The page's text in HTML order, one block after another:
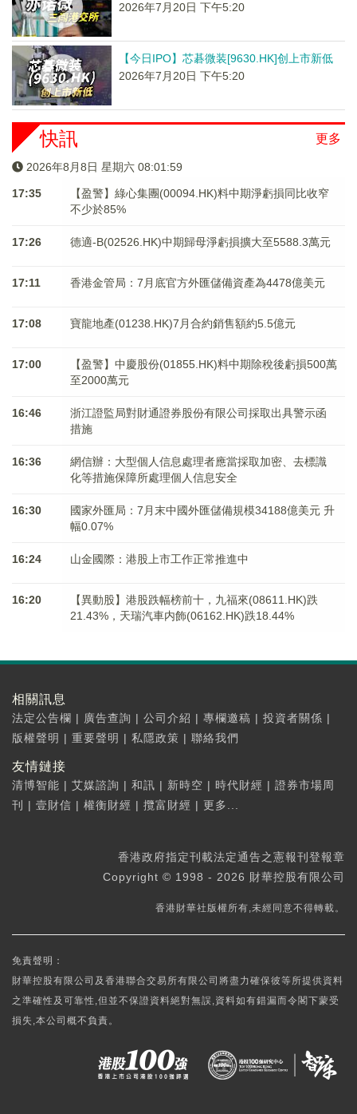
2026年7月20日 下午5:20
【今日IPO】芯碁微装[9630.HK]创上市新低
2026年7月20日 下午5:20
更多
快訊
2026年8月8日 星期六 08:02:00
17:35
【盈警】綠心集團(00094.HK)料中期淨虧損同比收窄
不少於85%
17:26 德適-B(02526.HK)中期歸母淨虧損擴大至5588.3萬元
17:11 香港金管局：7月底官方外匯儲備資產為4478億美元
17:08 寶龍地產(01238.HK)7月合約銷售額約5.5億元
17:00
【盈警】中慶股份(01855.HK)料中期除稅後虧損500萬
至2000萬元
16:46
浙江證監局對財通證券股份有限公司採取出具警示函
措施
16:36
網信辦：大型個人信息處理者應當採取加密、去標識
化等措施保障所處理個人信息安全
16:30
國家外匯局：7月末中國外匯儲備規模34188億美元 升
幅0.07%
16:24 山金國際：港股上市工作正常推進中
16:20
【異動股】港股跌幅榜前十，九福來(08611.HK)跌
21.43%，天瑞汽車内飾(06162.HK)跌18.44%
相關訊息
法定公告欄 | 廣告查詢 | 公司介紹 | 專欄邀稿 | 投資者關係 |
版權聲明 | 重要聲明 | 私隱政策 | 聯絡我們
友情鏈接
清博智能 | 艾媒諮詢 | 和訊 | 新時空 | 時代財經 | 證券市場周
刊
| 壹財信 | 權衡財經 | 攬富財經 | 更多...
香港政府指定刊載法定通告之憲報刊登報章
Copyright © 1998 - 2026 財華控股有限公司
香港財華社版權所有,未經同意不得轉載。
免責聲明：
財華控股有限公司及香港聯合交易所有限公司將盡力確保彼等所提供資料
之準確性及可靠性,但並不保證資料絕對無誤,資料如有錯漏而令閣下蒙受
損失,本公司概不負責。